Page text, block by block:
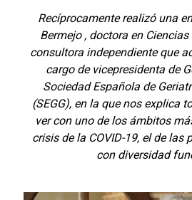
Recíprocamente realizó una
Bermejo , doctora en
consultora independiente que
cargo de vicepresidenta de
Sociedad Española de
(SEGG), en la que nos explica
ver con uno de los ámbitos
crisis de la COVID-19, el de las
con diversidad